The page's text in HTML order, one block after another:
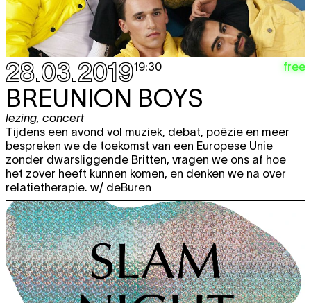
28.03.201919:30 free
BREUNION BOYS
lezing, concert
Tijdens een avond vol muziek, debat, poëzie en meer
bespreken we de toekomst van een Europese Unie
zonder dwarsliggende Britten, vragen we ons af hoe
het zover heeft kunnen komen, en denken we na over
relatietherapie. w/ deBuren